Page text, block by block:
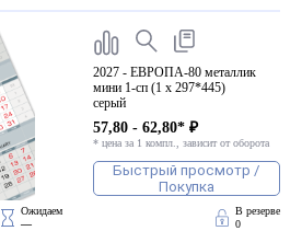
2027 - ЕВРОПА-80 металлик
мини 1-сп (1 х 297*445)
серый
57,80 - 62,80* ₽
* цена за 1 компл., зависит от оборота
Быстрый просмотр /
Покупка
Ожидаем
—
В резерве
0